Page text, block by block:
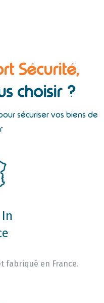
Sécurité,
choisir ?
sécuriser vos biens de
fabriqué en France.